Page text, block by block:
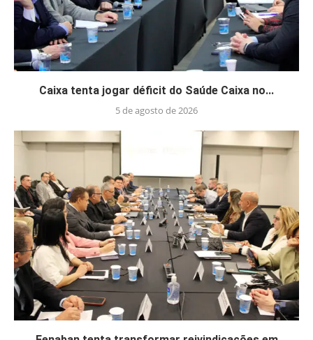
Caixa tenta jogar déficit do Saúde Caixa no...
5 de agosto de 2026